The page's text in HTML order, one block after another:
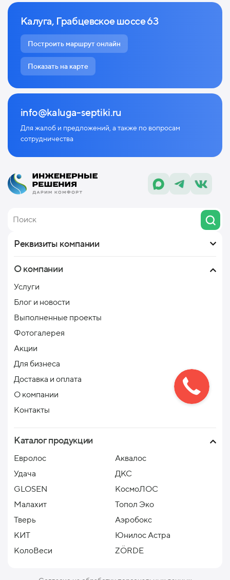
Калуга, Грабцевское шоссе 63
Построить маршрут онлайн
Показать на карте
info@kaluga-septiki.ru
Для жалоб и предложений, а также по вопросам
сотрудничества
Реквизиты компании
О компании
Услуги
Блог и новости
Выполненные проекты
Фотогалерея
Акции
Для бизнеса
Доставка и оплата
О компании
Контакты
Каталог продукции
Евролос
Аквалос
Удача
ДКС
GLOSEN
КосмоЛОС
Малахит
Топол Эко
Тверь
Аэробокс
КИТ
Юнилос Астра
КолоВеси
ZÖRDE